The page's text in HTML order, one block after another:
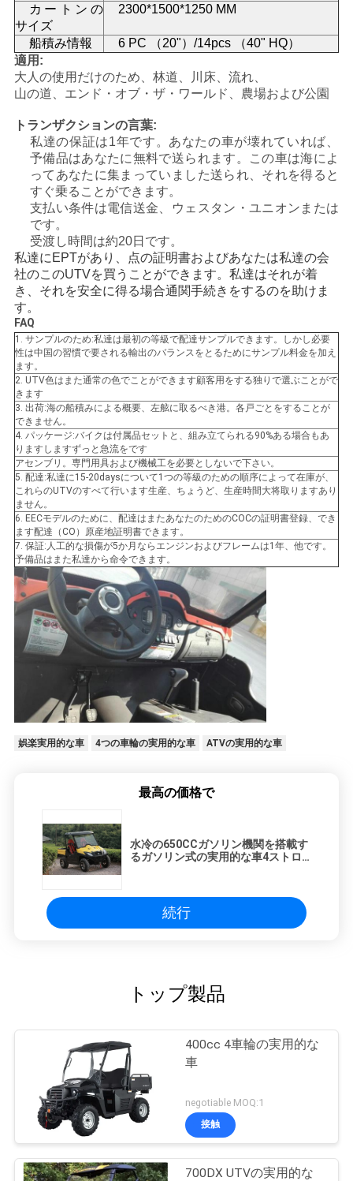
シ
ー
カートンの
サイズ
2300*1500*1250 MM
船積み情報
6 PC （20"）/14pcs （40" HQ）
適用:
大人の使用だけのため、林道、川床、流れ、
山の道、エンド・オブ・ザ・ワールド、農場および公園
トランザクションの言葉:
私達の保証は1年です。あなたの車が壊れていれば、
予備品はあなたに無料で送られます。この車は海によ
ってあなたに集まっていました送られ、それを得ると
すぐ乗ることができます。
支払い条件は電信送金、ウェスタン・ユニオンまたは
です。
受渡し時間は約20日です。
私達にEPTがあり、点の証明書およびあなたは私達の会
社のこのUTVを買うことができます。私達はそれが着
き、それを安全に得る場合通関手続きをするのを助けま
す。
FAQ
1. サンプルのため:私達は最初の等級で配達サンプルできます。しかし必要
性は中国の習慣で要される輸出のバランスをとるためにサンプル料金を加え
ます。
2. UTV色はまた通常の色でことができます顧客用をする独りで選ぶことがで
きます
3. 出荷:海の船積みによる概要、左舷に取るべき港。各戸ごとをすることが
できません。
4. パッケージ:バイクは付属品セットと、組み立てられる90%ある場合もあ
りますしますずっと急流をです
アセンブリ。専門用具および機械工を必要としないで下さい。
5. 配達:私達に15-20daysについて1つの等級のための順序によって在庫が、
これらのUTVのすべて行います生産、ちょうど、生産時間大将取りますあり
ません。
6. EECモデルのために、配達はまたあなたのためのCOCの証明書登録、でき
ます配達（CO）原産地証明書できます。
7. 保証:人工的な損傷が5か月ならエンジンおよびフレームは1年、他です。
予備品はまた私達から命令できます。
娯楽実用的な車 4つの車輪の実用的な車 ATVの実用的な車
最高の価格で
水冷の650CCガソリン機関を搭載す
るガソリン式の実用的な車4ストロ
続行
トップ製品
400cc 4車輪の実用的な
車
negotiable MOQ:1
接触
700DX UTVの実用的な